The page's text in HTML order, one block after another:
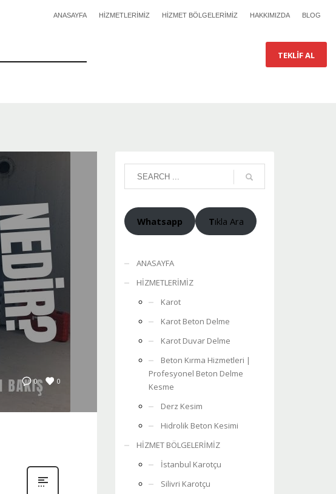
ANASAYFA HİZMETLERİMİZ HİZMET BÖLGELERİMİZ HAKKIMIZDA BLOG
TEKLİF AL
0 0
Whatsapp Tıkla Ara
ANASAYFA
HİZMETLERİMİZ
Karot
Karot Beton Delme
Karot Duvar Delme
Beton Kırma Hizmetleri |
Profesyonel Beton Delme
Kesme
Derz Kesim
Hidrolik Beton Kesimi
HİZMET BÖLGELERİMİZ
İstanbul Karotçu
Silivri Karotçu